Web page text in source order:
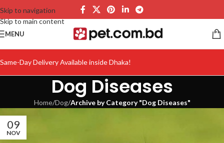
Skip to navigation
Skip to main content
MENU
Same-Day Delivery Available inside Dhaka!
Dog Diseases
Home/Dog/Archive by Category "Dog Diseases"
09
NOV